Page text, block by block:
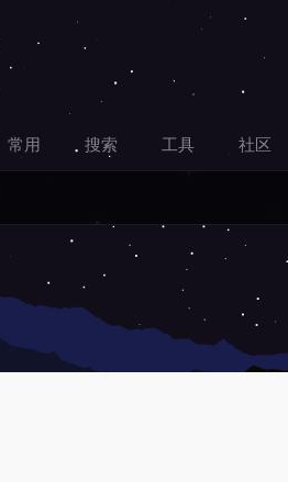
常用 搜索 工具 社区